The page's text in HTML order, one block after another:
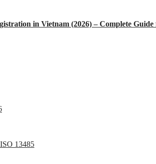
in Vietnam (2026) – Complete
13485